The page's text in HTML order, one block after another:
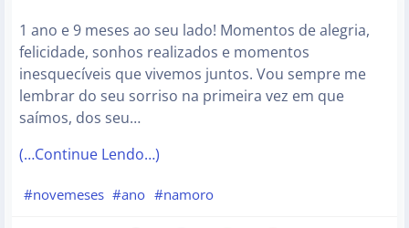
1 ano e 9 meses ao seu lado! Momentos de alegria,
felicidade, sonhos realizados e momentos
inesquecíveis que vivemos juntos. Vou sempre me
lembrar do seu sorriso na primeira vez em que
saímos, dos seu…
(…Continue Lendo…)
#novemeses #ano #namoro